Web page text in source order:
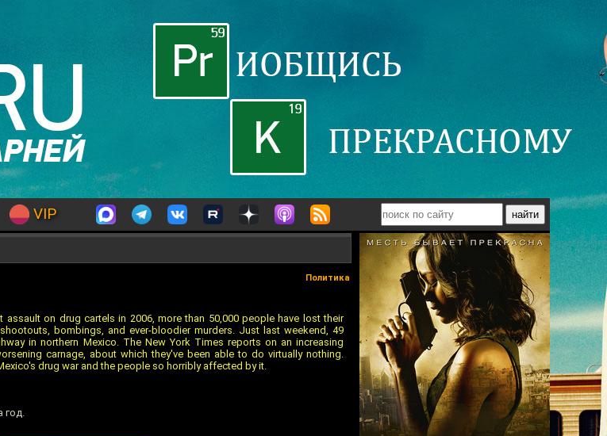
VIP
Политика
assault on drug cartels in 2006, more than 50,000 people have lost their
bombings, and ever-bloodier murders. Just last weekend, 49
in northern Mexico. The New York Times reports on an increasing
carnage, about which they've been able to do virtually nothing.
drug war and the people so horribly affected by it.
год.